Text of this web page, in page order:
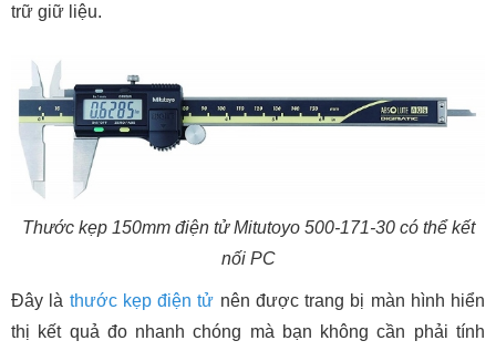
trữ giữ liệu.
Thước kẹp 150mm điện tử Mitutoyo 500-171-30 có thể kết
nối PC
Đây là thước kẹp điện tử nên được trang bị màn hình hiển
thị kết quả đo nhanh chóng mà bạn không cần phải tính